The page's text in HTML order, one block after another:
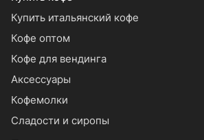
Купить итальянский кофе
Кофе оптом
Кофе для вендинга
Аксессуары
Кофемолки
Сладости и сиропы